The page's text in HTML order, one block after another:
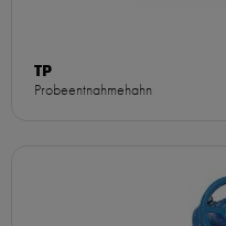
TP
Probeentnahmehahn